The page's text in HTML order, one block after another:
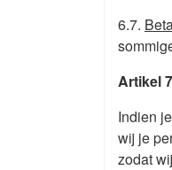
6.7.
Artikel
Indien
wij je
zodat